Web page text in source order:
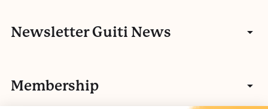
Portfolios
Podcasts
Communauté
Fake news
L’histoire de Guiti
Nos autres activités
Newsletter Guiti News
Membership